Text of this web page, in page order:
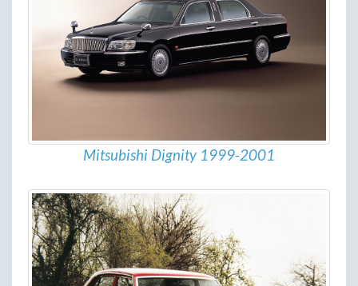
Mitsubishi Dignity 1999-2001